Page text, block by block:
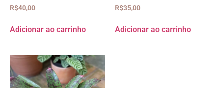
R$40,00
Adicionar ao carrinho
R$35,00
Adicionar ao carrinho